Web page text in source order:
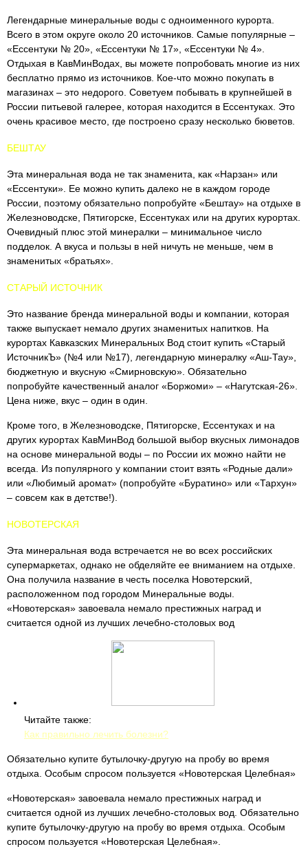
Легендарные минеральные воды с одноименного курорта.
Всего в этом округе около 20 источников. Самые популярные –
«Ессентуки № 20», «Ессентуки № 17», «Ессентуки № 4».
Отдыхая в КавМинВодах, вы можете попробовать многие из них
бесплатно прямо из источников. Кое-что можно покупать в
магазинах – это недорого. Советуем побывать в крупнейшей в
России питьевой галерее, которая находится в Ессентуках. Это
очень красивое место, где построено сразу несколько бюветов.
БЕШТАУ
Эта минеральная вода не так знаменита, как «Нарзан» или
«Ессентуки». Ее можно купить далеко не в каждом городе
России, поэтому обязательно попробуйте «Бештау» на отдыхе в
Железноводске, Пятигорске, Ессентуках или на других курортах.
Очевидный плюс этой минералки – минимальное число
подделок. А вкуса и пользы в ней ничуть не меньше, чем в
знаменитых «братьях».
СТАРЫЙ ИСТОЧНИК
Это название бренда минеральной воды и компании, которая
также выпускает немало других знаменитых напитков. На
курортах Кавказских Минеральных Вод стоит купить «Старый
ИсточникЪ» (№4 или №17), легендарную минералку «Аш-Тау»,
бюджетную и вкусную «Смирновскую». Обязательно
попробуйте качественный аналог «Боржоми» – «Нагутская-26».
Цена ниже, вкус – один в один.
Кроме того, в Железноводске, Пятигорске, Ессентуках и на
других курортах КавМинВод большой выбор вкусных лимонадов
на основе минеральной воды – по России их можно найти не
всегда. Из популярного у компании стоит взять «Родные дали»
или «Любимый аромат» (попробуйте «Буратино» или «Тархун»
– совсем как в детстве!).
НОВОТЕРСКАЯ
Эта минеральная вода встречается не во всех российских
супермаркетах, однако не обделяйте ее вниманием на отдыхе.
Она получила название в честь поселка Новотерский,
расположенном под городом Минеральные воды.
«Новотерская» завоевала немало престижных наград и
считается одной из лучших лечебно-столовых вод
Читайте также:
Как правильно лечить болезни?
Обязательно купите бутылочку-другую на пробу во время
отдыха. Особым спросом пользуется «Новотерская Целебная»
«Новотерская» завоевала немало престижных наград и
считается одной из лучших лечебно-столовых вод. Обязательно
купите бутылочку-другую на пробу во время отдыха. Особым
спросом пользуется «Новотерская Целебная».